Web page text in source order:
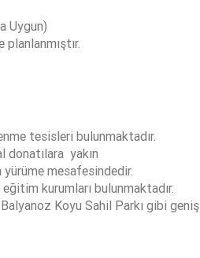
Uygun)
tesisleri bulunmaktadır.
donatılara yakın
yürüme mesafesindedir.
kurumları bulunmaktadır.
Koyu Sahil Parkı gibi geniş